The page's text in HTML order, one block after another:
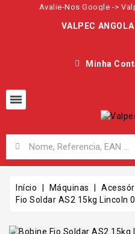
Avalie-Nos Google ->
VALPEC
Minha
Início Máquinas
Fio Soldar AS2 15kg Lincoln